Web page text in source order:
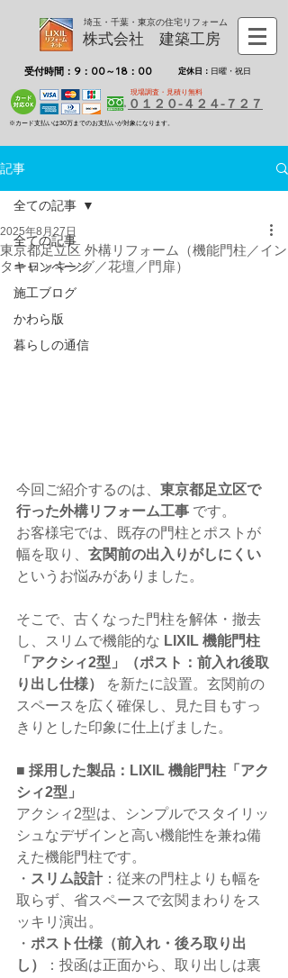
埼玉・千葉・東京の住宅リフォーム
株式会社 建築工房
受付時間：9：00～18：00 定休日： 日曜・祝日
現場調査・見積り無料
０１２０-４２４-７２７
※カード支払いは30万までのお支払いが対象になります。
記事
全ての記事
キャンペーン
施工ブログ
かわら版
暮らしの通信
全ての記事
東京都足立区 外構リフォーム（機能門柱／イン
ターロッキング／花壇／門扉）
2025年8月27日
今回ご紹介するのは、 東京都足立区で
行った外構リフォーム工事 です。
お客様宅では、既存の門柱とポストが
幅を取り、 玄関前の出入りがしにくい
というお悩みがありました。
そこで、古くなった門柱を解体・撤去
し、スリムで機能的な LIXIL 機能門柱
「アクシィ2型」（ポスト：前入れ後取
り出し仕様）
を新たに設置。玄関前の
スペースを広く確保し、見た目もすっ
きりとした印象に仕上げました。
■ 採用した製品：LIXIL 機能門柱「アク
シィ2型」
アクシィ2型は、シンプルでスタイリッ
シュなデザインと高い機能性を兼ね備
えた機能門柱です。
・ スリム設計：従来の門柱よりも幅を
取らず、省スペースで玄関まわりをス
ッキリ演出。
・ ポスト仕様（前入れ・後ろ取り出
し）
：投函は正面から、取り出しは裏